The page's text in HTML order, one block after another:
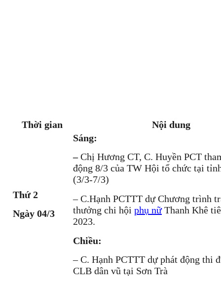
Thời gian Nội dung
Thứ 2
Ngày 04/3
Sáng:
–Chị Hương CT, C. Huyền PCT
động 8/3 của TW Hội tổ chức tại
(3/3-7/3)
– C.Hạnh PCTTT dự Chương trình
thưởng chi hội phụ nữThanh Khê
2023.
Chiều:
– C. Hạnh PCTTT dự phát động thi
CLB dân vũ tại Sơn Trà